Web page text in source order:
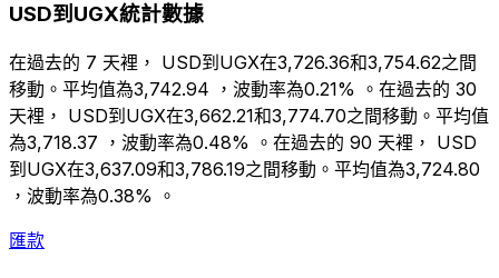
USD到UGX統計數據
在過去的 7 天裡， USD到UGX在3,726.36和3,754.62之間
移動。平均值為3,742.94 ，波動率為0.21% 。在過去的 30
天裡， USD到UGX在3,662.21和3,774.70之間移動。平均值
為3,718.37 ，波動率為0.48% 。在過去的 90 天裡， USD
到UGX在3,637.09和3,786.19之間移動。平均值為3,724.80
，波動率為0.38% 。
匯款